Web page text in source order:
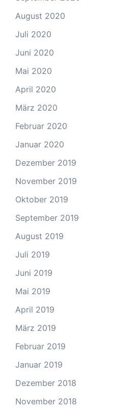
August 2020
Juli 2020
Juni 2020
Mai 2020
April 2020
März 2020
Februar 2020
Januar 2020
Dezember 2019
November 2019
Oktober 2019
September 2019
August 2019
Juli 2019
Juni 2019
Mai 2019
April 2019
März 2019
Februar 2019
Januar 2019
Dezember 2018
November 2018